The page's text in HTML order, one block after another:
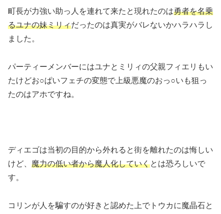
町長が力強い助っ人を連れて来たと現れたのは勇者を名乗
るユナの妹ミリィだったのは真実がバレないかハラハラし
ました。
パーティーメンバーにはユナとミリィの父親フィエリもい
たけどお○ぱいフェチの変態で上級悪魔のおっ○いも狙っ
たのはアホですね。
ディエゴは当初の目的から外れると街を離れたのは悔しい
けど、 魔力の低い者から魔人化していくとは恐ろしいで
す。
コリンが人を騙すのが好きと認めた上でトウカに魔晶石と